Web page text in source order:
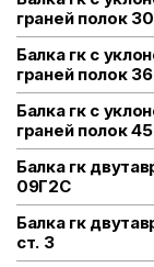
граней полок
Балка гк с
граней полок
Балка гк с
граней полок
Балка гк
09Г2С
Балка гк
ст. 3